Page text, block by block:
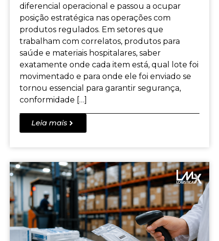
diferencial operacional e passou a ocupar
posição estratégica nas operações com
produtos regulados. Em setores que
trabalham com correlatos, produtos para
saúde e materiais hospitalares, saber
exatamente onde cada item está, qual lote foi
movimentado e para onde ele foi enviado se
tornou essencial para garantir segurança,
conformidade […]
Leia mais